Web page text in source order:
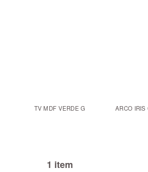
TV MDF VERDE G
1 item
ARCO IRIS